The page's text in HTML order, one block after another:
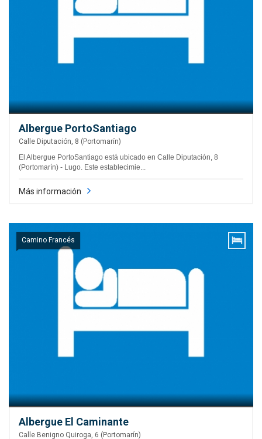
Albergue PortoSantiago
Calle Diputación, 8 (Portomarín)
El Albergue PortoSantiago está ubicado en Calle Diputación, 8
(Portomarín) - Lugo. Este establecimie...
Más información
Camino Francés
Albergue El Caminante
Calle Benigno Quiroga, 6 (Portomarín)